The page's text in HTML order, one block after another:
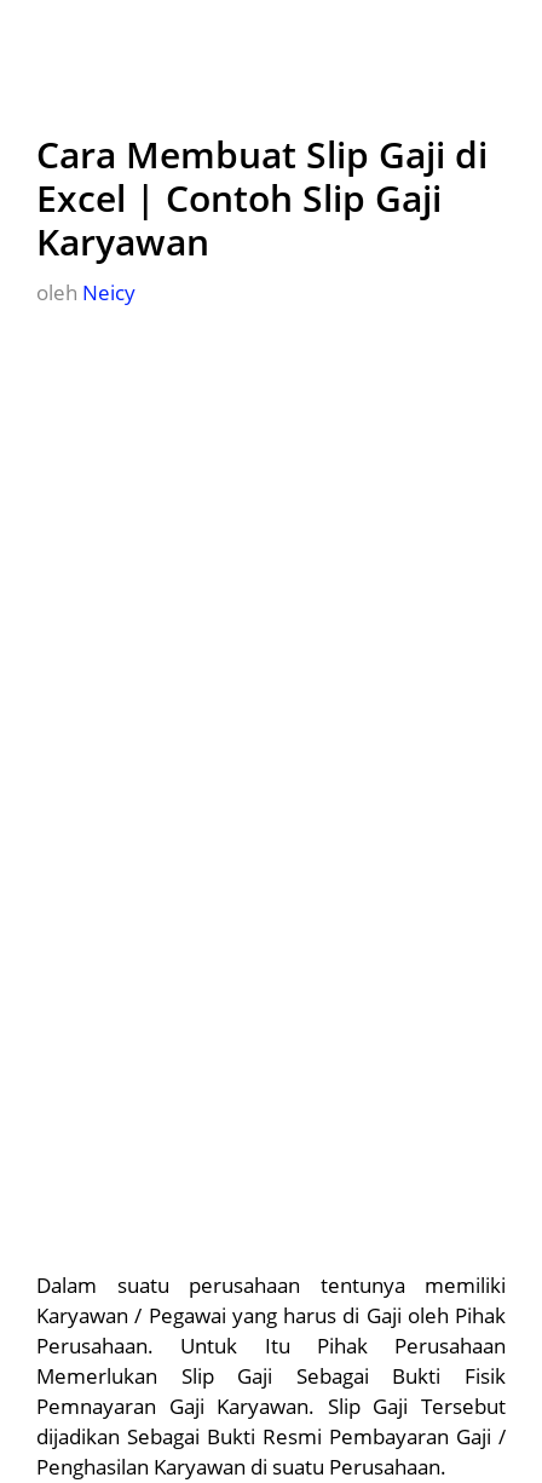
Cara Membuat Slip Gaji di
Excel | Contoh Slip Gaji
Karyawan
oleh Neicy
Dalam suatu perusahaan tentunya memiliki
Karyawan / Pegawai yang harus di Gaji oleh Pihak
Perusahaan. Untuk Itu Pihak Perusahaan
Memerlukan Slip Gaji Sebagai Bukti Fisik
Pemnayaran Gaji Karyawan. Slip Gaji Tersebut
dijadikan Sebagai Bukti Resmi Pembayaran Gaji /
Penghasilan Karyawan di suatu Perusahaan.